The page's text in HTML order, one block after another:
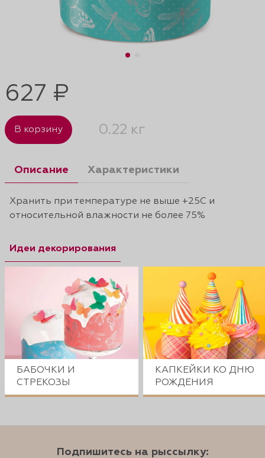
627 ₽
В корзину 0.22 кг
Описание Характеристики
Хранить при температуре не выше +25С и
относительной влажности не более 75%
Идеи декорирования
БАБОЧКИ И
СТРЕКОЗЫ
КАПКЕЙКИ КО ДНЮ
РОЖДЕНИЯ
Подпишитесь на рыссылку: